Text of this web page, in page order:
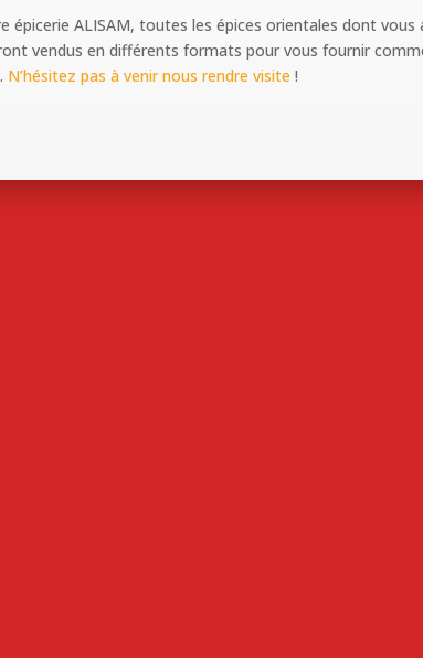
épicerie ALISAM, toutes les épices orientales dont vous
vendus en différents formats pour vous fournir
N’hésitez pas à venir nous rendre visite !